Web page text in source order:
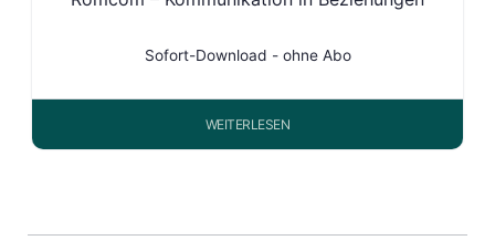
Sofort-Download - ohne Abo
WEITERLESEN